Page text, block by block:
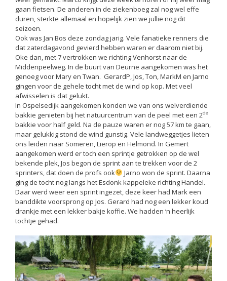
gaan fietsen. De anderen in de ziekenboeg zal nog wel effe
duren, sterkte allemaal en hopelijk zien we jullie nog dit
seizoen.
Ook was Jan Bos deze zondag jarig. Vele fanatieke renners die
dat zaterdagavond gevierd hebben waren er daarom niet bij.
Oke dan, met 7 vertrokken we richting Venhorst naar de
Middenpeelweg. In de buurt van Deurne aangekomen was het
genoeg voor Mary en Twan. GerardP, Jos, Ton, MarkM en Jarno
gingen voor de gehele tocht met de wind op kop. Met veel
afwisselen is dat gelukt.
In Ospelsedijk aangekomen konden we van ons welverdiende
bakkie genieten bij het natuurcentrum van de peel met een 2de
bakkie voor half geld. Na de pauze waren er nog 57 km te gaan,
maar gelukkig stond de wind gunstig. Vele landweggetjes lieten
ons leiden naar Someren, Lierop en Helmond. In Gemert
aangekomen werd er toch een sprintje getrokken op de wel
bekende plek, Jos begon de sprint aan te trekken voor de 2
sprinters, dat doen de profs ook
Jarno won de sprint. Daarna
ging de tocht nog langs het Esdonk kappeleke richting Handel.
Daar werd weer een sprint ingezet, deze keer had Mark een
banddikte voorsprong op Jos. Gerard had nog een lekker koud
drankje met een lekker bakje koffie. We hadden ‘n heerlijk
tochtje gehad.